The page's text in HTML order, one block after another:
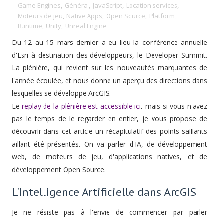
Game Engines, Général, JavaScript, Location services,
Moteurs de jeu, Native Apps, Open Source, Platform,
Runtime, Unity, Unreal Engine
Du 12 au 15 mars dernier a eu lieu la conférence annuelle
d'Esri à destination des développeurs, le Developer Summit.
La plénière, qui revient sur les nouveautés marquantes de
l'année écoulée, et nous donne un aperçu des directions dans
lesquelles se développe ArcGIS.
Le replay de la plénière est accessible ici, mais si vous n'avez
pas le temps de le regarder en entier, je vous propose de
découvrir dans cet article un récapitulatif des points saillants
aillant été présentés. On va parler d'IA, de développement
web, de moteurs de jeu, d'applications natives, et de
développement Open Source.
L'Intelligence Artificielle dans ArcGIS
Je ne résiste pas à l'envie de commencer par parler